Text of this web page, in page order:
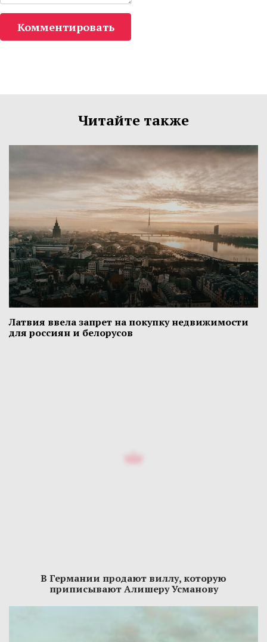
Комментировать
Читайте также
Латвия ввела запрет на покупку недвижимости
для россиян и белорусов
В Германии продают виллу, которую
приписывают Алишеру Усманову